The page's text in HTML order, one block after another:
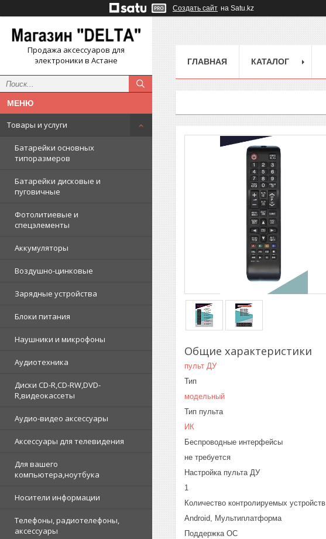
Создать сайт на Satu.kz
Продажа аксессуаров для
электроники в Астане
Товары и услуги
Батарейки основных
типоразмеров
Батарейки дисковые и
пуговичные
Фотолитиевые и
спецэлементы
Аккумуляторы
Воздушно-цинковые
Зарядные устройства
Блоки питания
Наушники и микрофоны
Аудиотехника
Диски CD-R,CD-RW,DVD-
R,видеокассеты
Аудио-видео аксессуары
Аксессуары для телевидения
Для вашего
компьютера,ноутбука
Носители информации
Телефоны, радиотелефоны,
аксессуары
ГЛАВНАЯ КАТАЛОГ
Общие характеристики
пульт ДУ
Тип
модельный
Тип пульта
ИК
Беспроводные интерфейсы
не требуется
Настройка пульта ДУ
1
Количество контролируемых устройств
Android, Мультиплатформа
Поддержка ОС